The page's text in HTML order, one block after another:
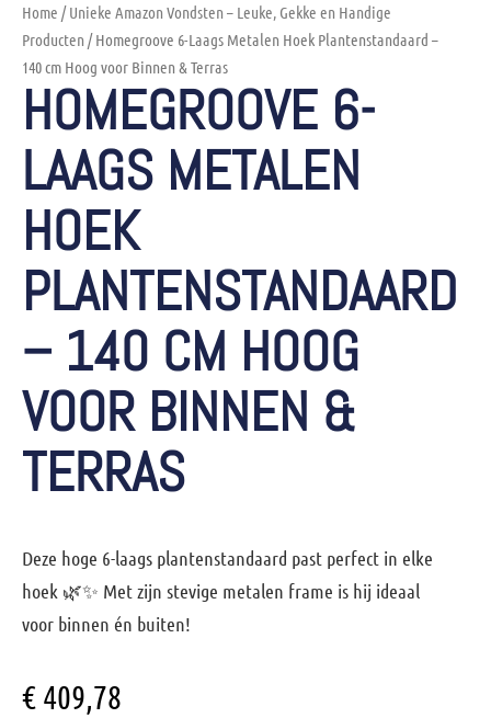
Home /Unieke Amazon Vondsten – Leuke, Gekke en Handige
Producten / Homegroove 6-Laags Metalen Hoek Plantenstandaard –
140 cm Hoog voor Binnen & Terras
HOMEGROOVE 6-
LAAGS METALEN
HOEK
PLANTENSTANDAARD
– 140 CM HOOG
VOOR BINNEN &
TERRAS
Deze hoge 6-laags plantenstandaard past perfect in elke
hoek 🌿✨ Met zijn stevige metalen frame is hij ideaal
voor binnen én buiten!
€409,78